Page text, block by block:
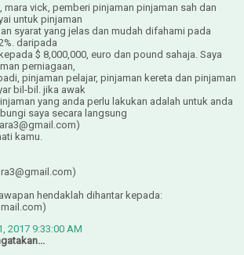
mara vick, pemberi pinjaman pinjaman sah dan
untuk pinjaman
syarat yang jelas dan mudah difahami pada
daripada
$ 8,000,000, euro dan pound sahaja. Saya
perniagaan,
pinjaman pelajar, pinjaman kereta dan pinjaman
bil-bil. jika awak
yang anda perlu lakukan adalah untuk anda
saya secara langsung
kamu.
hendaklah dihantar kepada:
2017 9:33:00 AM